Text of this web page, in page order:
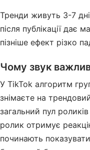
Тренди живуть 3-7
після публікації дає
пізніше ефект різко
Чому звук
У TikTok алгоритм
знімаєте на
загальний пул
ролик отримує
починають